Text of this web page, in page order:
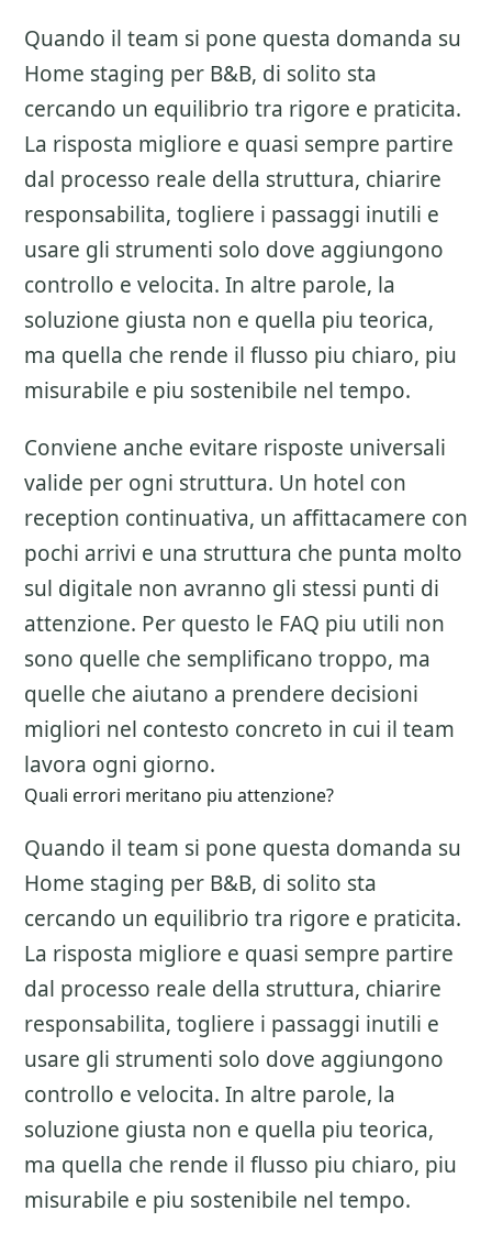
Quando il team si pone questa domanda su
Home staging per B&B, di solito sta
cercando un equilibrio tra rigore e praticita.
La risposta migliore e quasi sempre partire
dal processo reale della struttura, chiarire
responsabilita, togliere i passaggi inutili e
usare gli strumenti solo dove aggiungono
controllo e velocita. In altre parole, la
soluzione giusta non e quella piu teorica,
ma quella che rende il flusso piu chiaro, piu
misurabile e piu sostenibile nel tempo.
Conviene anche evitare risposte universali
valide per ogni struttura. Un hotel con
reception continuativa, un affittacamere con
pochi arrivi e una struttura che punta molto
sul digitale non avranno gli stessi punti di
attenzione. Per questo le FAQ piu utili non
sono quelle che semplificano troppo, ma
quelle che aiutano a prendere decisioni
migliori nel contesto concreto in cui il team
lavora ogni giorno.
Quali errori meritano piu attenzione?
Quando il team si pone questa domanda su
Home staging per B&B, di solito sta
cercando un equilibrio tra rigore e praticita.
La risposta migliore e quasi sempre partire
dal processo reale della struttura, chiarire
responsabilita, togliere i passaggi inutili e
usare gli strumenti solo dove aggiungono
controllo e velocita. In altre parole, la
soluzione giusta non e quella piu teorica,
ma quella che rende il flusso piu chiaro, piu
misurabile e piu sostenibile nel tempo.